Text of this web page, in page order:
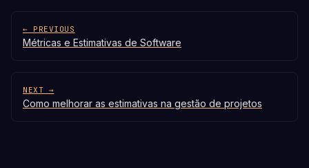
← PREVIOUS
Métricas e Estimativas de Software
NEXT →
Como melhorar as estimativas na gestão de projetos